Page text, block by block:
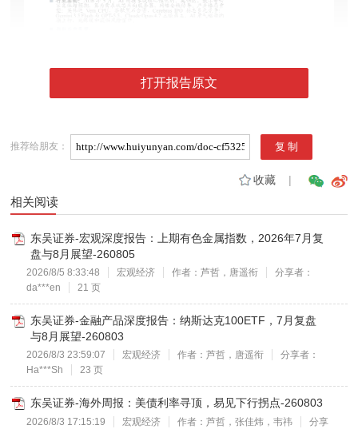
打开报告原文
推荐给朋友：
收藏|
相关阅读
东吴证券-宏观深度报告：上期有色金属指数，2026年7月复
盘与8月展望-260805
2026/8/5 8:33:48 宏观经济 作者：芦哲，唐遥衔
分享者：
da***en
21 页
东吴证券-金融产品深度报告：纳斯达克100ETF，7月复盘
与8月展望-260803
2026/8/3 23:59:07 宏观经济 作者：芦哲，唐遥衔
分享者：
Ha***Sh
23 页
东吴证券-海外周报：美债利率寻顶，易见下行拐点-260803
2026/8/3 17:15:19 宏观经济 作者：芦哲，张佳炜，韦祎
分享